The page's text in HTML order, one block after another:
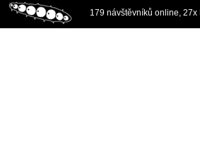
179 návštěvníků online,